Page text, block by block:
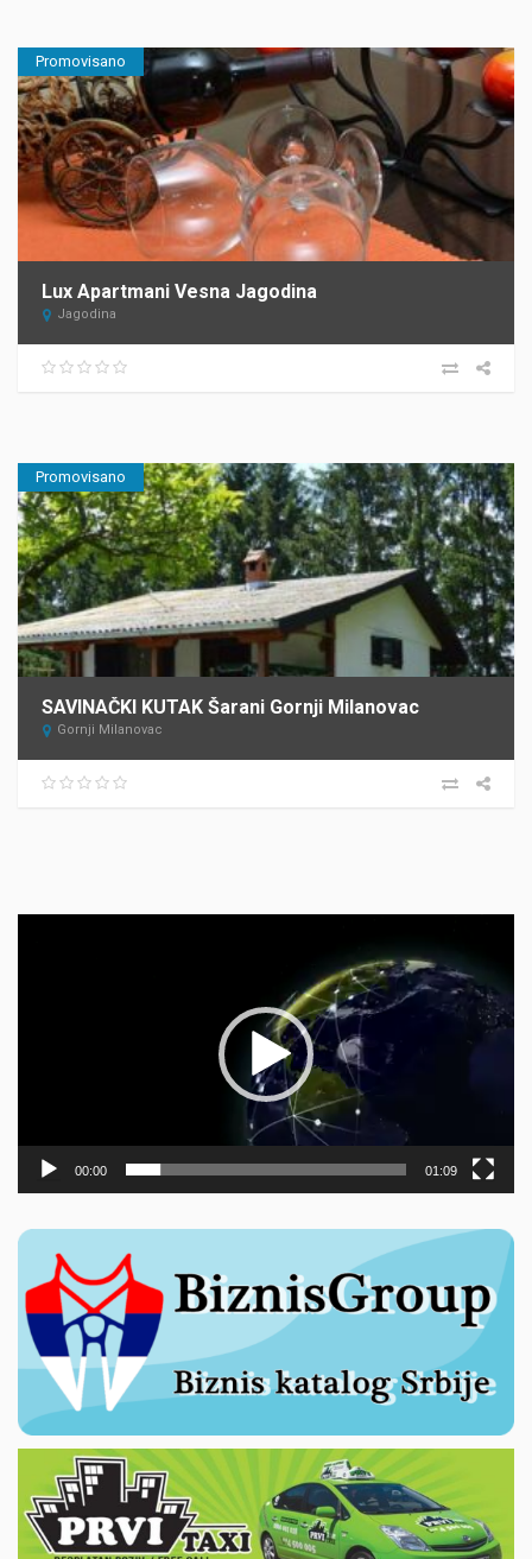
Promovisano
Lux Apartmani Vesna Jagodina
Jagodina
Promovisano
SAVINAČKI KUTAK Šarani Gornji Milanovac
Gornji Milanovac
00:00 01:09